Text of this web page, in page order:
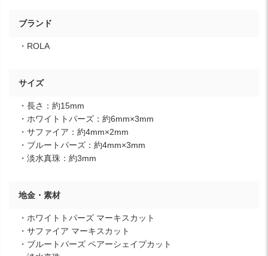
ブランド
・ROLA
サイズ
・長さ：約15mm
・ホワイトトパーズ：約6mm×3mm
・サファイア：約4mm×2mm
・ブルートパーズ：約4mm×3mm
・淡水真珠：約3mm
地金・素材
・ホワイトトパーズ マーキスカット
・サファイア マーキスカット
・ブルートパーズ ペアーシェイプカット